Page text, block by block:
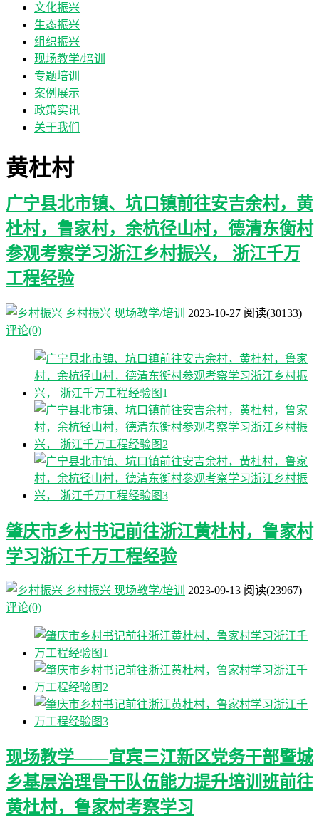
文化振兴
生态振兴
组织振兴
现场教学/培训
专题培训
案例展示
政策实讯
关于我们
黄杜村
广宁县北市镇、坑口镇前往安吉余村，黄
杜村，鲁家村，余杭径山村，德清东衡村
参观考察学习浙江乡村振兴， 浙江千万
工程经验
乡村振兴 现场教学/培训 2023-10-27 阅读(30133)
评论(0)
肇庆市乡村书记前往浙江黄杜村，鲁家村
学习浙江千万工程经验
乡村振兴 现场教学/培训 2023-09-13 阅读(23967)
评论(0)
现场教学——宜宾三江新区党务干部暨城
乡基层治理骨干队伍能力提升培训班前往
黄杜村，鲁家村考察学习